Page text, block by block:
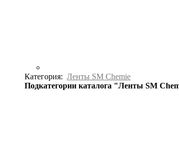
Категория: Ленты SM Chemie
Подкатегории каталога "Ленты SM